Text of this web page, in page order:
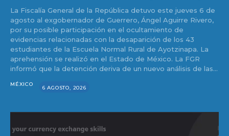
La Fiscalía General de la República detuvo este jueves 6 de
agosto al exgobernador de Guerrero, Ángel Aguirre Rivero,
por su posible participación en el ocultamiento de
evidencias relacionadas con la desaparición de los 43
estudiantes de la Escuela Normal Rural de Ayotzinapa. La
aprehensión se realizó en el Estado de México. La FGR
informó que la detención deriva de un nuevo análisis de las...
MÉXICO
6 AGOSTO, 2026